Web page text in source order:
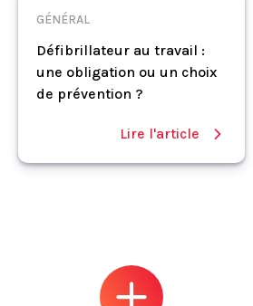
GÉNÉRAL
Défibrillateur au travail :
une obligation ou un choix
de prévention ?
Lire l'article